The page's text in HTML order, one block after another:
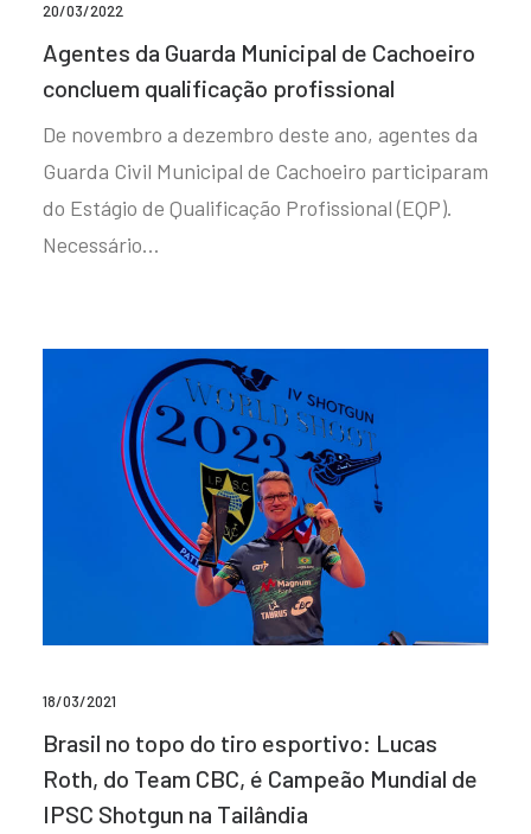
20/03/2022
Agentes da Guarda Municipal de Cachoeiro
concluem qualificação profissional
De novembro a dezembro deste ano, agentes da
Guarda Civil Municipal de Cachoeiro participaram
do Estágio de Qualificação Profissional (EQP).
Necessário…
18/03/2021
Brasil no topo do tiro esportivo: Lucas
Roth, do Team CBC, é Campeão Mundial de
IPSC Shotgun na Tailândia